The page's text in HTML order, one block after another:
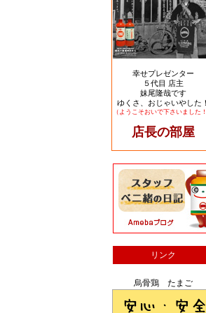
幸せプレゼンター
５代目 店主
妹尾隆哉です
ゆくさ、おじゃいやした
（ようこそおいで下さいました
店長の部屋
リンク
烏骨鶏 たまご